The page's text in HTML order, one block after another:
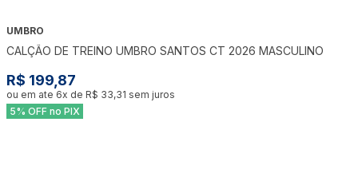
UMBRO
CALÇÃO DE TREINO UMBRO SANTOS CT 2026 MASCULINO
R$ 199,87
ou em ate 6x de R$ 33,31 sem juros
5% OFF no PIX